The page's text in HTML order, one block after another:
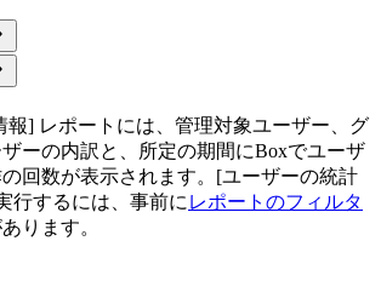
報] レポートには、管理対象ユーザー、グ
ーの内訳と、所定の期間にBoxでユーザ
回数が表示されます。[ユーザーの統計
行するには、事前に レポートのフィルタ
ります。